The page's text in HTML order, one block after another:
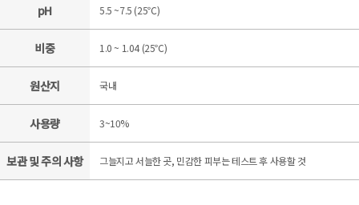
pH 5.5 ~7.5 (25℃)
비중 1.0 ~ 1.04 (25℃)
원산지 국내
사용량 3~10%
보관 및 주의 사항 그늘지고 서늘한 곳, 민감한 피부는 테스트 후 사용할 것